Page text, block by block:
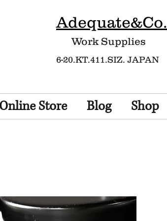
Adequate&Co.
Work Supplies​
6-20.KT.411.SIZ. JAPAN
Store Blog Shop